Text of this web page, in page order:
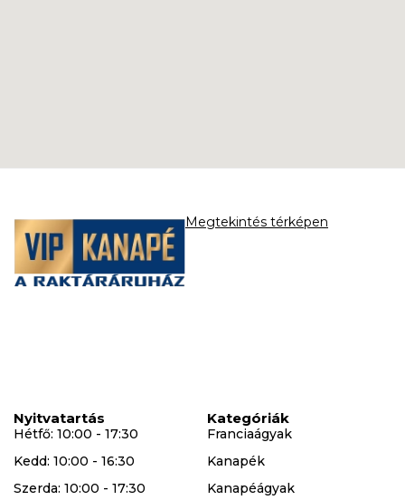
Megtekintés térképen
Nyitvatartás
Hétfő: 10:00 - 17:30
Kedd: 10:00 - 16:30
Szerda: 10:00 - 17:30
Kategóriák
Franciaágyak
Kanapék
Kanapéágyak